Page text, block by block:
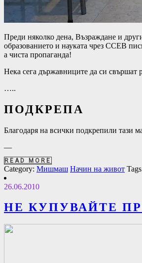
Преди няколко дена, Възраждане и
образованието и науката чрез ССЕВ
а чиста пропаганда!
Нека сега държавниците да си свършат
…..
ПОДКРЕПА
Благодаря на всички подкрепили тази
––
READ MORE
Category: Мишмаш Начин на живот
26.06.2010
НЕ КУПУВАЙТЕ